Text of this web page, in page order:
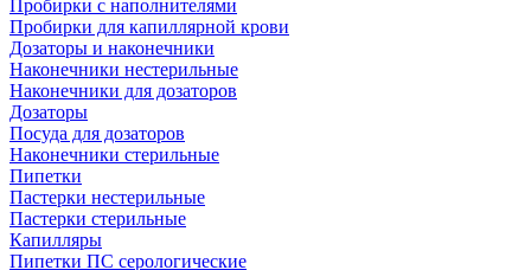
Пробирки с наполнителями
Пробирки для капиллярной крови
Дозаторы и наконечники
Наконечники нестерильные
Наконечники для дозаторов
Дозаторы
Посуда для дозаторов
Наконечники стерильные
Пипетки
Пастерки нестерильные
Пастерки стерильные
Капилляры
Пипетки ПС серологические